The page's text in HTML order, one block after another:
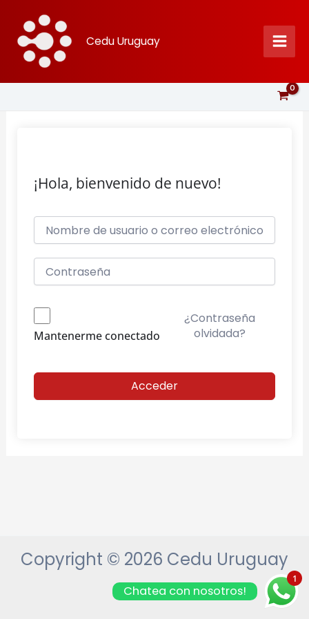
contenido
Cedu Uruguay
¡Hola, bienvenido de nuevo!
Mantenerme conectado
¿Contraseña
olvidada?
Acceder
Copyright © 2026 Cedu Uruguay
1
Chatea con nosotros!